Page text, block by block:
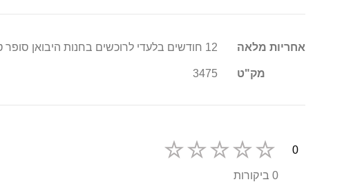
מידע
אחריות מלאה 12 חודשים בלעדי לרוכשים בחנות היבואן סופר טויס
מק"ט 3475
0
0 ביקורות